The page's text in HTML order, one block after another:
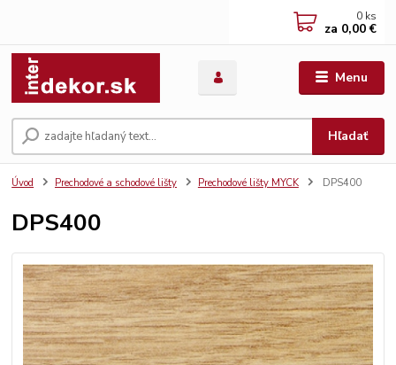
Menu
Hľadať
0 ks
za 0,00 €
Úvod Prechodové a schodové lišty Prechodové lišty MYCK DPS400
DPS400